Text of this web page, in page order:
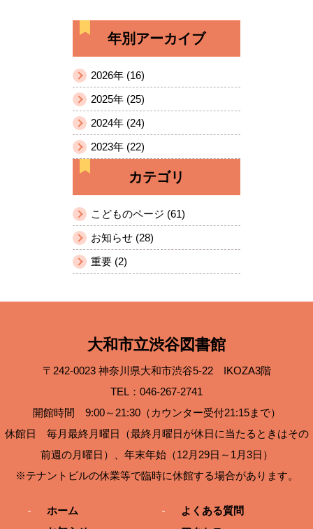
年別アーカイブ
2026年 (16)
2025年 (25)
2024年 (24)
2023年 (22)
カテゴリ
こどものページ (61)
お知らせ (28)
重要 (2)
大和市立渋谷図書館
〒242-0023 神奈川県大和市渋谷5-22 IKOZA3階
TEL：046-267-2741
開館時間 9:00～21:30（カウンター受付21:15まで）
休館日 毎月最終月曜日（最終月曜日が休日に当たるときはその
前週の月曜日）、年末年始（12月29日～1月3日）
※テナントビルの休業等で臨時に休館する場合があります。
ホーム
よくある質問